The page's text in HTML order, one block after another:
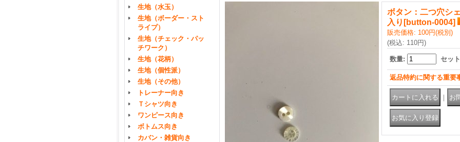
生地（水玉）
生地（ボーダー・スト
ライプ）
生地（チェック・パッ
チワーク）
生地（花柄）
生地（個性派）
生地（その他）
トレーナー向き
Ｔシャツ向き
ワンピース向き
ボトムス向き
カバン・雑貨向き
ボタン：二つ穴シ
入り [button-0004]
販売価格: 100円(税別)
(税込: 110円)
数量: セット
返品特約に関する重要
｜